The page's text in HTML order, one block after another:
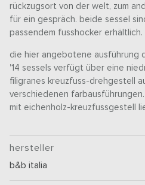
rückzugsort von der welt, zum
für ein gespräch. beide sessel
passendem fusshocker erhältlich.
die hier angebotene ausführung
'14 sessels verfügt über eine
filigranes kreuzfuss-drehgestell
verschiedenen
mit eichenholz-kreuzfussgestell
hersteller
b&b italia